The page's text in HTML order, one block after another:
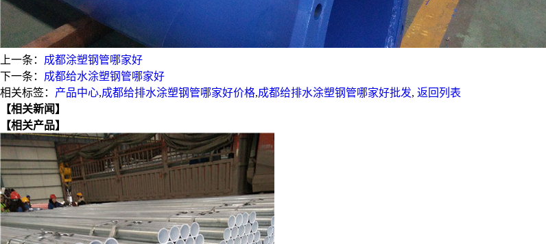
上一条： 成都涂塑钢管哪家好
下一条： 成都给水涂塑钢管哪家好
相关标签： 产品中心,成都给排水涂塑钢管哪家好价格,成都给排水涂塑钢管哪家好批发, 返回列表
【相关新闻】
【相关产品】